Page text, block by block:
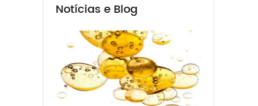
Polisorbato 65
Notícias e Blog